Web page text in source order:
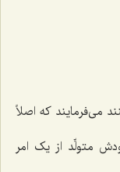
می‌فرمایند که اصلاً
متولِّد از یک امر